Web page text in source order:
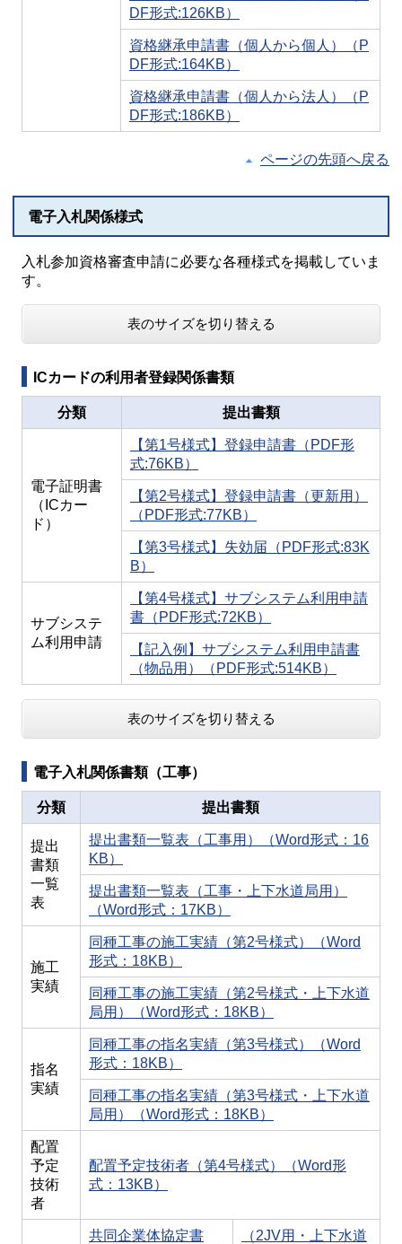
DF形式:126KB）
資格継承申請書（個人から個人）（P
DF形式:164KB）
資格継承申請書（個人から法人）（P
DF形式:186KB）
ページの先頭へ戻る
電子入札関係様式
入札参加資格審査申請に必要な各種様式を掲載していま
す。
表のサイズを切り替える
ICカードの利用者登録関係書類
分類 提出書類
電子証明書
（ICカー
ド）
【第1号様式】登録申請書（PDF形
式:76KB）
【第2号様式】登録申請書（更新用）
（PDF形式:77KB）
【第3号様式】失効届（PDF形式:83K
B）
サブシステ
ム利用申請
【第4号様式】サブシステム利用申請
書（PDF形式:72KB）
【記入例】サブシステム利用申請書
（物品用）（PDF形式:514KB）
表のサイズを切り替える
電子入札関係書類（工事）
分類 提出書類
提出
書類
一覧
表
提出書類一覧表（工事用）（Word形式：16
KB）
提出書類一覧表（工事・上下水道局用）
（Word形式：17KB）
施工
実績
同種工事の施工実績（第2号様式）（Word
形式：18KB）
同種工事の施工実績（第2号様式・上下水道
局用）（Word形式：18KB）
指名
実績
同種工事の指名実績（第3号様式）（Word
形式：18KB）
同種工事の指名実績（第3号様式・上下水道
局用）（Word形式：18KB）
配置
予定
技術
者
配置予定技術者（第4号様式）（Word形
式：13KB）
共同企業体協定書
（2JV用・上下水道